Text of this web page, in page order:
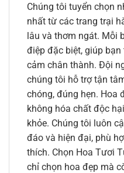
Chúng tôi tuyển chọn
nhất từ các trang trại
lâu và thơm ngát. Mỗi
điệp đặc biệt, giúp
cảm chân thành. Đội
chúng tôi hỗ trợ tận
chóng, đúng hẹn. Hoa
không hóa chất độc
khỏe. Chúng tôi luôn
đáo và hiện đại, phù
thích. Chọn Hoa Tươi
chỉ chọn hoa đẹp mà